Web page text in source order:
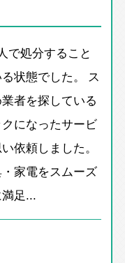
で処分すること
状態でした。 ス
者を探している
になったサービ
依頼しました。
家電をスムーズ
足...